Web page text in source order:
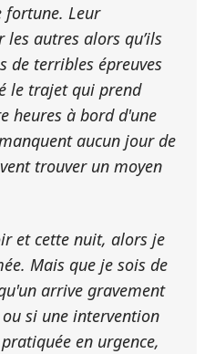
fortune. Leur
autres alors qu’ils
de terribles épreuves
le trajet qui prend
heures à bord d'une
aucun jour de
trouver un moyen
et cette nuit, alors je
Mais que je sois de
arrive gravement
si une intervention
en urgence,